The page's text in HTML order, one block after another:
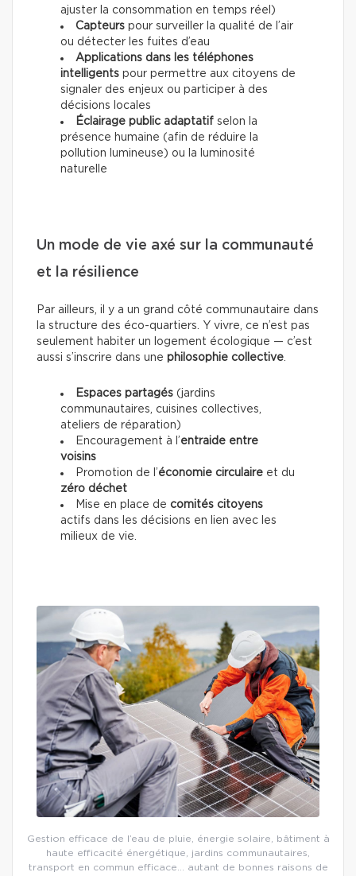
ajuster la consommation en temps réel)
Capteurs pour surveiller la qualité de l’air
ou détecter les fuites d’eau
Applications dans les téléphones
intelligents pour permettre aux citoyens de
signaler des enjeux ou participer à des
décisions locales
Éclairage public adaptatif selon la
présence humaine (afin de réduire la
pollution lumineuse) ou la luminosité
naturelle
Un mode de vie axé sur la communauté
et la résilience
Par ailleurs, il y a un grand côté communautaire dans
la structure des éco-quartiers. Y vivre, ce n’est pas
seulement habiter un logement écologique — c’est
aussi s’inscrire dans une philosophie collective
Espaces partagés (jardins
communautaires, cuisines collectives,
ateliers de réparation)
Encouragement à l’entraide entre
voisins
Promotion de l’économie circulaire et du
zéro déchet
Mise en place de comités citoyens
actifs dans les décisions en lien avec les
milieux de vie.
Gestion efficace de l’eau de pluie, énergie solaire, bâtiment à
haute efficacité énergétique, jardins communautaires,
transport en commun efficace… autant de bonnes raisons de